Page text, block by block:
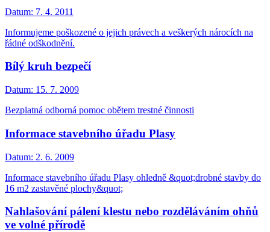
Datum: 7. 4. 2011
Informujeme poškozené o jejich právech a veškerých nárocích na
řádné odškodnění.
Bílý kruh bezpečí
Datum: 15. 7. 2009
Bezplatná odborná pomoc obětem trestné činnosti
Informace stavebního úřadu Plasy
Datum: 2. 6. 2009
Informace stavebního úřadu Plasy ohledně &quot;drobné stavby do
16 m2 zastavěné plochy&quot;
Nahlašování pálení klestu nebo rozděláváním ohňů
ve volné přírodě